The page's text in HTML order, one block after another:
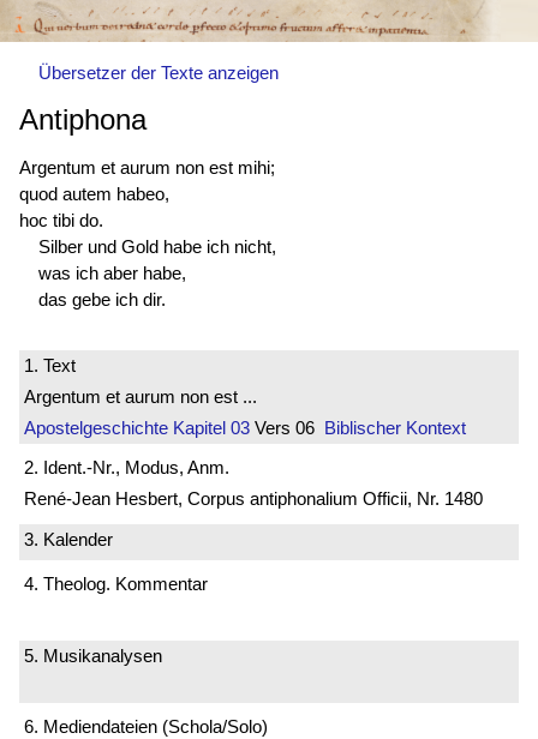
Übersetzer der Texte anzeigen
Antiphona
Argentum et aurum non est mihi;
quod autem habeo,
hoc tibi do.
Silber und Gold habe ich nicht,
was ich aber habe,
das gebe ich dir.
1. Text
Argentum et aurum non est ...
Apostelgeschichte Kapitel 03 Vers 06 Biblischer Kontext
2. Ident.-Nr., Modus, Anm.
René-Jean Hesbert, Corpus antiphonalium Officii, Nr. 1480
3. Kalender
4. Theolog. Kommentar
5. Musikanalysen
6. Mediendateien (Schola/Solo)